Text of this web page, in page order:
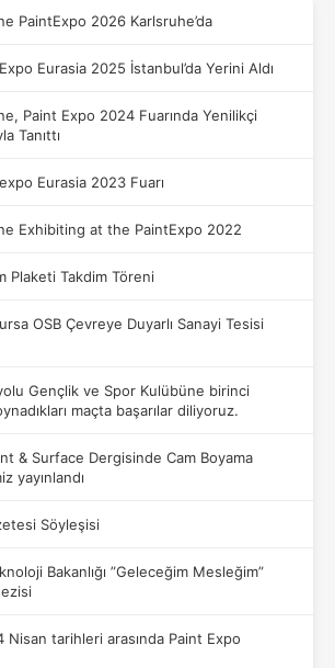
PaintExpo 2026 Karlsruhe’da
Eurasia 2025 İstanbul’da Yerini Aldı
Paint Expo 2024 Fuarında Yenilikçi
Tanıttı
Eurasia 2023 Fuarı
Exhibiting at the PaintExpo 2022
Plaketi Takdim Töreni
OSB Çevreye Duyarlı Sanayi Tesisi
Gençlik ve Spor Kulübüne birinci
maçta başarılar diliyoruz.
& Surface Dergisinde Cam Boyama
yayınlandı
Söyleşisi
Bakanlığı ”Geleceğim Mesleğim”
Nisan tarihleri arasında Paint Expo